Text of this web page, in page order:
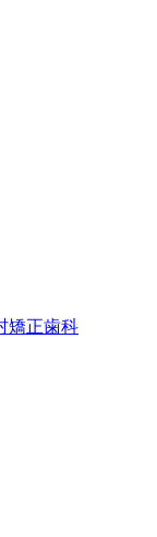
矯正歯科